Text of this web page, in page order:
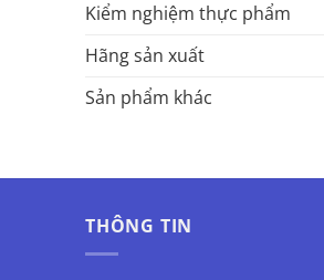
Kiểm nghiệm thực phẩm
Hãng sản xuất
Sản phẩm khác
THÔNG TIN